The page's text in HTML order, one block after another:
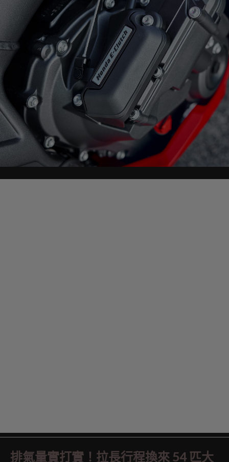
排氣量實打實！拉長行程換來 54 匹大